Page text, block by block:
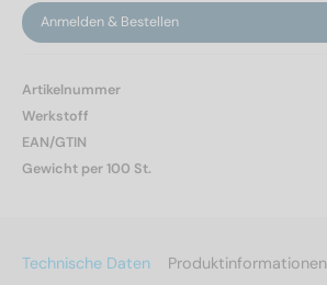
Anmelden & Bestellen
Artikelnummer
Werkstoff
EAN/GTIN
Gewicht per 100 St.
Technische Daten Produktinformationen